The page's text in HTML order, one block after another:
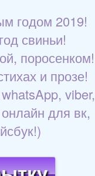
годом 2019!
свиньи!
поросенком!
и прозе!
viber,
для вк,